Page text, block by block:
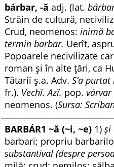
bárbar, -ă adj. (lat.
Străin de cultură,
Crud, neomenos:inimă
termin barbar. Uerît,
Popoarele necivilizate
roman și în alte țări, ca
Tătariĭ ș.a. Adv.S’a
fr.). Vechĭ. Azĭ. pop. várvar
neomenos. (Sursa:
BARBÁR1 ~ă (~i, ~e) 1)și
barbari; propriu
substantival (despre